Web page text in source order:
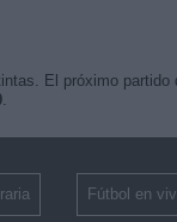
El próximo partido
.
Fútbol en